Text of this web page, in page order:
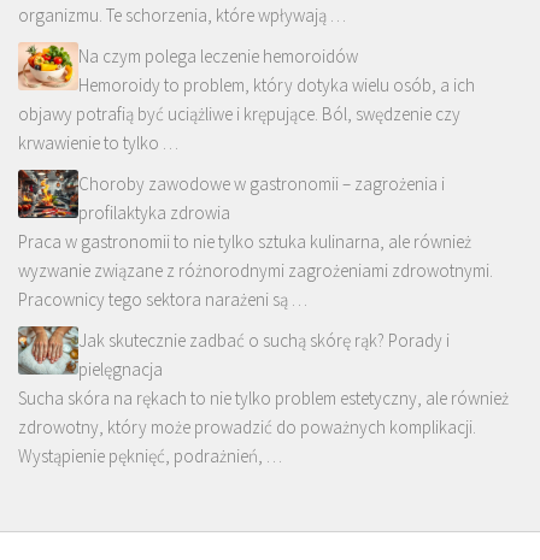
organizmu. Te schorzenia, które wpływają …
Na czym polega leczenie hemoroidów
Hemoroidy to problem, który dotyka wielu osób, a ich
objawy potrafią być uciążliwe i krępujące. Ból, swędzenie czy
krwawienie to tylko …
Choroby zawodowe w gastronomii – zagrożenia i
profilaktyka zdrowia
Praca w gastronomii to nie tylko sztuka kulinarna, ale również
wyzwanie związane z różnorodnymi zagrożeniami zdrowotnymi.
Pracownicy tego sektora narażeni są …
Jak skutecznie zadbać o suchą skórę rąk? Porady i
pielęgnacja
Sucha skóra na rękach to nie tylko problem estetyczny, ale również
zdrowotny, który może prowadzić do poważnych komplikacji.
Wystąpienie pęknięć, podrażnień, …